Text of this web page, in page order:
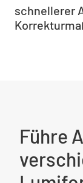
schnellerer
Führe